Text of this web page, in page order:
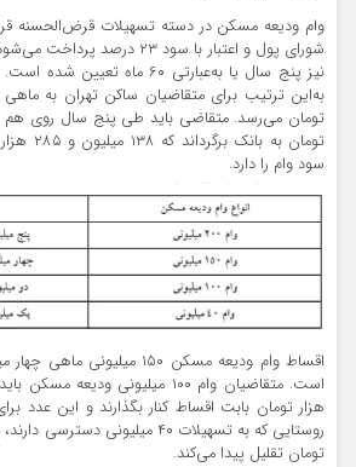
وام ودیعه مسکن در دسته تسهیلات قرض‌الحسنه
شورای پول و اعتبار با سود ۲۳
نیز پنج سال یا به‌عبارتی ۶۰ ماه
تومان
سود وام را دارد.
هزار تومان بابت اقساط کنار بگذارند و این عدد
تومان تقلیل پیدا می‌کند.